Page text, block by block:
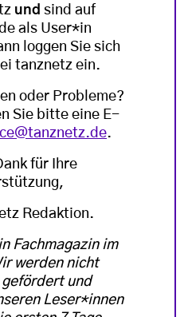
und sind auf
als User*in
loggen Sie sich
tanznetz ein.
oder Probleme?
Sie bitte eine E-
.
für Ihre
Redaktion.
Fachmagazin im
werden nicht
und
Leser*innen